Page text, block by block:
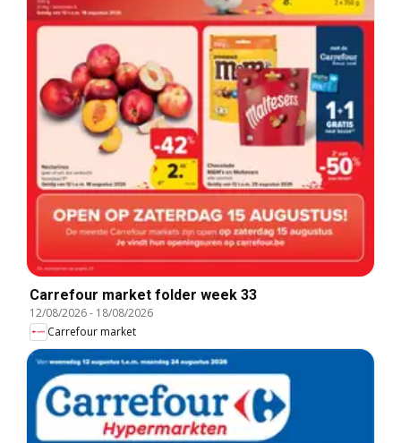
Carrefour market folder week 33
12/08/2026- 18/08/2026
Carrefour market